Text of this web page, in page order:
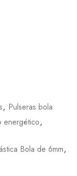
, Pulseras bola
energético,
Bola de 6mm,